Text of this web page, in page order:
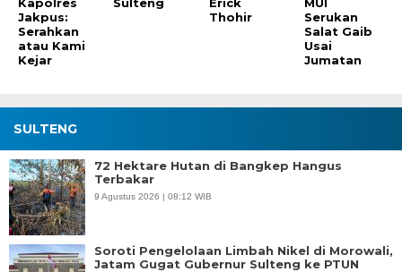
Jakpus:
Serahkan
atau Kami
Kejar
Thohir
Serukan
Salat Gaib
Usai
Jumatan
SULTENG
72 Hektare Hutan di Bangkep Hangus
Terbakar
9 Agustus 2026 | 08:12 WIB
Soroti Pengelolaan Limbah Nikel di Morowali,
Jatam Gugat Gubernur Sulteng ke PTUN